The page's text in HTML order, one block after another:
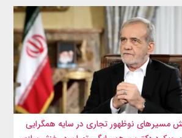
مسیرهای نوظهور تجاری در سایه همگرایی